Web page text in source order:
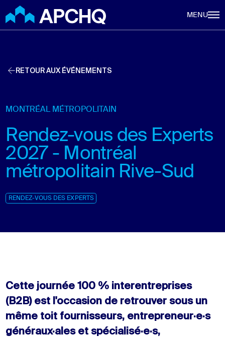
MENU
RETOUR AUX ÉVÉNEMENTS
MONTRÉAL MÉTROPOLITAIN
Rendez-vous des Experts
2027 - Montréal
métropolitain Rive-Sud
RENDEZ-VOUS DES EXPERTS
Cette journée 100 % interentreprises
(B2B) est l'occasion de retrouver sous un
même toit fournisseurs, entrepreneur·e·s
généraux·ales et spécialisé·e·s,